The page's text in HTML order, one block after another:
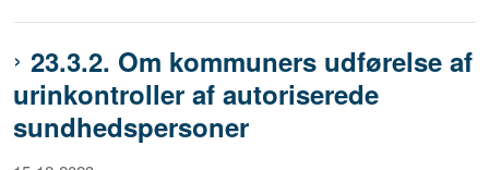
23.3.2. Om kommuners udførelse af
urinkontroller af autoriserede
sundhedspersoner